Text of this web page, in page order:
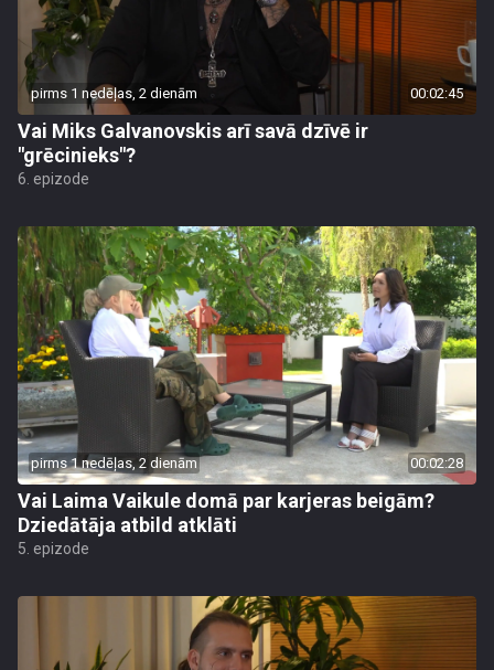
pirms 1 nedēļas, 2 dienām 00:02:45
Vai Miks Galvanovskis arī savā dzīvē ir
"grēcinieks"?
6. epizode
pirms 1 nedēļas, 2 dienām 00:02:28
Vai Laima Vaikule domā par karjeras beigām?
Dziedātāja atbild atklāti
5. epizode